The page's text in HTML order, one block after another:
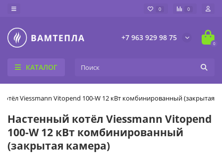
0 0
+7 963 929 98 75
0
КАТАЛОГ
Viessmann Vitopend 100-W 12 кВт комбинированный (закрытая
Настенный котёл Viessmann Vitopend
100-W 12 кВт комбинированный
(закрытая камера)